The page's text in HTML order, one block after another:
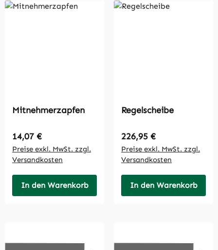
Mitnehmerzapfen
Regulärer Preis:
14,07 €
Preise exkl. MwSt. zzgl.
Versandkosten
In den Warenkorb
Regelscheibe
Regulärer Preis:
226,95 €
Preise exkl. MwSt. zzgl.
Versandkosten
In den Warenkorb